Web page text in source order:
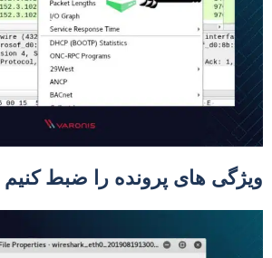
های پرونده را ضبط کنیم